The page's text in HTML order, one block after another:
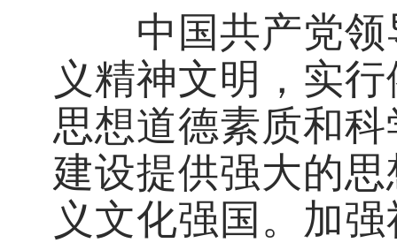
中国共产党领
义精神文明，实
思想道德素质和
建设提供强大的
义文化强国。加